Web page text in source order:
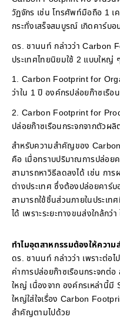
วัฏจักร เช่น โทรศัพท์มือถือ 1
กระทั่งเสร็จสมบูรณ์ เกิดคาร์บอ
ดร. ชานนท์ กล่าวว่า Carbon
ประเทศไทยนิยมใช้ 2 แบบใหญ่
1. Carbon Footprint for
ว่าใน 1 ปี องค์กรปล่อยก๊าซเรือน
2. Carbon Footprint for
ปล่อยก๊าซเรือนกระจกจากตัว
สำหรับความสำคัญของ
คือ เมื่อทราบปริมาณการปล่อย
สามารถหาวิธีลดลงได้ เช่น กา
ต่างประเทศ ซึ่งต้องปล่อยคาร์บ
สามารถใช้ชิ้นส่วนภายในประเ
ได้ เพราะระยะทางขนส่งใกล้ก
ทำไมอุตสาหกรรมต้องให้คว
ดร. ชานนท์ กล่าวว่า เพราะต่อ
ค่าการปล่อยก๊าซเรือนกระจกต่
ใหญ่ เนื่องจาก องค์กรเหล่านี้มี
ใหญ่ใส่ใจเรื่อง Carbon
สำคัญตามไปด้วย